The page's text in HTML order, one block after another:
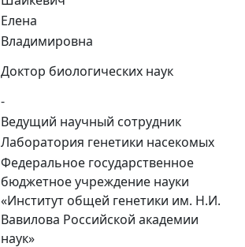
Елена
Владимировна
Доктор биологических наук
-
Ведущий научный сотрудник
Лаборатория генетики насекомых
Федеральное государственное
бюджетное учреждение науки
«Институт общей генетики им. Н.И.
Вавилова Российской академии
наук»